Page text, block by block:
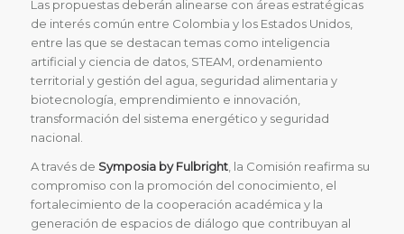
Las propuestas deberán alinearse con áreas estratégicas
de interés común entre Colombia y los Estados Unidos,
entre las que se destacan temas como inteligencia
artificial y ciencia de datos, STEAM, ordenamiento
territorial y gestión del agua, seguridad alimentaria y
biotecnología, emprendimiento e innovación,
transformación del sistema energético y seguridad
nacional.
A través de Symposia by Fulbright, la Comisión reafirma su
compromiso con la promoción del conocimiento, el
fortalecimiento de la cooperación académica y la
generación de espacios de diálogo que contribuyan al